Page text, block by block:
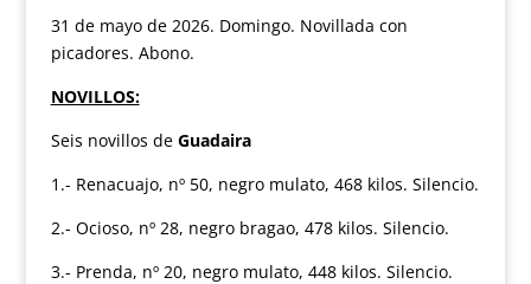
31 de mayo de 2026. Domingo. Novillada con
picadores. Abono.
NOVILLOS:
Seis novillos de Guadaira
1.- Renacuajo, nº 50, negro mulato, 468 kilos. Silencio.
2.- Ocioso, nº 28, negro bragao, 478 kilos. Silencio.
3.- Prenda, nº 20, negro mulato, 448 kilos. Silencio.